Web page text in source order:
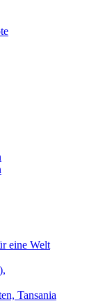
eine Welt
Tansania